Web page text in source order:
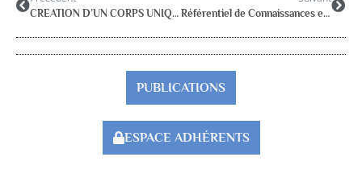
CREATION D’UN CORPS UNIQUE DE PSYCHOLOGUES DE L’EDUCATION NATIONALE Référentiel de Connaissances et de Compétences du PsyEN
PUBLICATIONS
ESPACE ADHÉRENTS